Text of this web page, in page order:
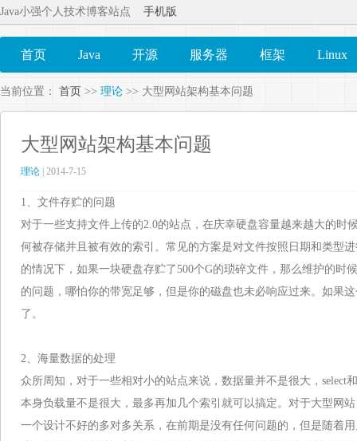
Java小强个人技术博客站点 手机版
首页 Java 开源 服务器 框架 Linux
当前位置： 首页 >> 理论 >> 大型网站架构基本问题
大型网站架构基本问题
理论 | 2014-7-15
1、文件存贮的问题
对于一些支持文件上传的2.0的站点，在庆幸硬盘容量越来越大的时
何被存储并且被有效的索引。常见的方案是对文件按照日期和类型
的情况下，如果一块硬盘存贮了500个G的琐碎文件，那么维护的时
的问题，哪怕你的带宽足够，但是你的磁盘也未必响应过来。如果
了。
2、海量数据的处理
众所周知，对于一些相对小的站点来说，数据量并不是很大，select
本身负载量不是很大，最多再加几个索引就可以搞定。对于大型网
一个设计不好的多对多关系，在前期是没有任何问题的，但是随着